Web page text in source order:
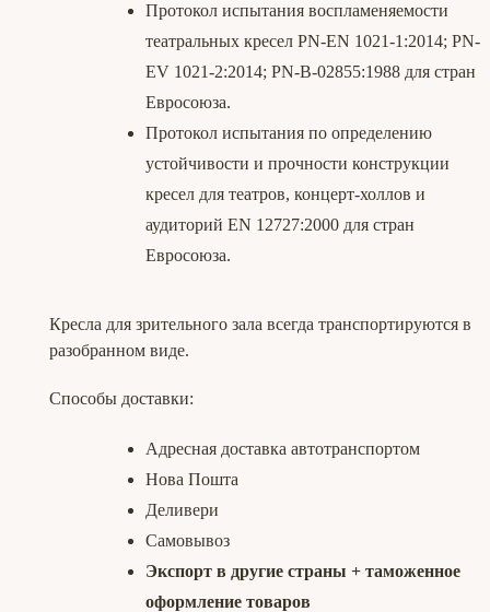
Протокол испытания воспламеняемости
театральных кресел PN-EN 1021-1:2014; PN-
EV 1021-2:2014; PN-B-02855:1988 для стран
Евросоюза.
Протокол испытания по определению
устойчивости и прочности конструкции
кресел для театров, концерт-холлов и
аудиторий EN 12727:2000 для стран
Евросоюза.
Кресла для зрительного зала всегда транспортируются в
разобранном виде.
Способы доставки:
Адресная доставка автотранспортом
Нова Пошта
Деливери
Самовывоз
Экспорт в другие страны + таможенное
оформление товаров